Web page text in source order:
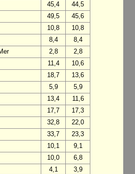
45,4
44,5
49,5
45,6
10,8
10,8
8,4
8,4
2,8
2,8
11,4
10,6
18,7
13,6
5,9
5,9
13,4
11,6
17,7
17,3
32,8
22,0
33,7
23,3
10,1
9,1
10,0
6,8
4,1
3,9